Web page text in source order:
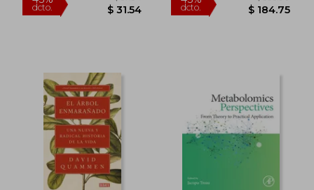
45%
dcto. $ 31.54 dcto.